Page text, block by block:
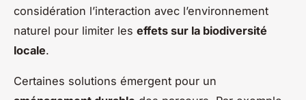
considération l’interaction avec l’environnement
naturel pour limiter les effets sur la biodiversité
locale.
Certaines solutions émergent pour un